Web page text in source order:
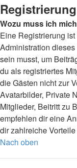
Wozu muss ich
Eine Registrierung
Administration
sein musst, um
du als registriertes
die Gästen nicht zur
Avatarbilder, Private
Mitglieder, Beitritt zu
empfehlen dir eine
dir zahlreiche
Nach oben